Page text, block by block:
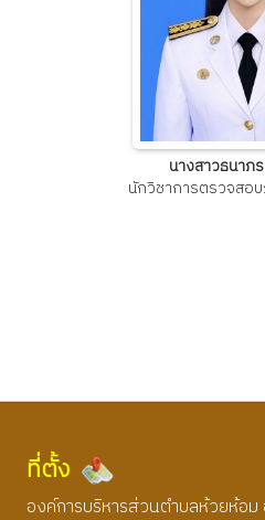
นางสาวธนาภ
นักวิชาการตรวจสอ
ที่ตั้ง
องค์การบริหารส่วนตำบลห้วยห้อ